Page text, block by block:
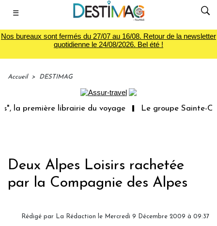
☰
Nos bureaux sont fermés du 27/07 au 16/08. Retour de la newsletter
quotidienne le 24/08/2026. Bel été !
Accueil > DESTIMAG
la première librairie du voyage Le groupe Sainte-
Deux Alpes Loisirs rachetée
par la Compagnie des Alpes
Rédigé par La Rédaction le Mercredi 9 Décembre 2009 à 09:37